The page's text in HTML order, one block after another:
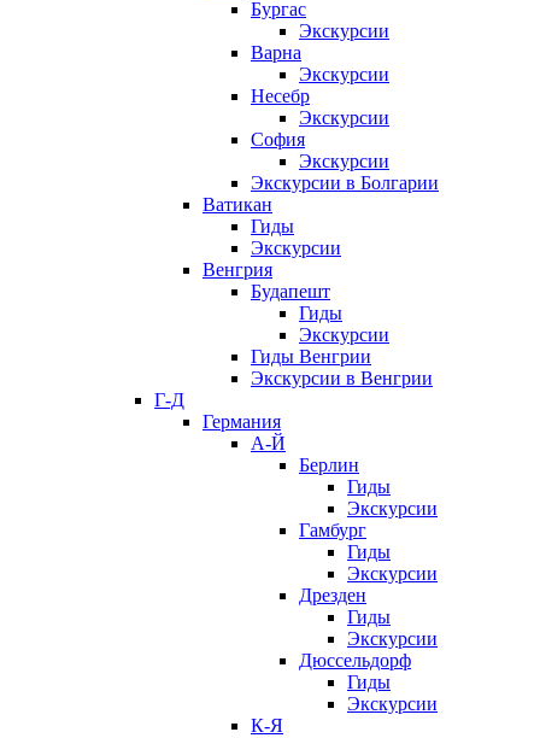
Бургас
Экскурсии
Варна
Экскурсии
Несебр
Экскурсии
София
Экскурсии
Экскурсии в Болгарии
Ватикан
Гиды
Экскурсии
Венгрия
Будапешт
Гиды
Экскурсии
Гиды Венгрии
Экскурсии в Венгрии
Г-Д
Германия
А-Й
Берлин
Гиды
Экскурсии
Гамбург
Гиды
Экскурсии
Дрезден
Гиды
Экскурсии
Дюссельдорф
Гиды
Экскурсии
К-Я